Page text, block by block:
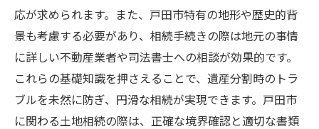
応が求められます。また、戸田市特有の地形や歴史的背
景も考慮する必要があり、相続手続きの際は地元の事情
に詳しい不動産業者や司法書士への相談が効果的です。
これらの基礎知識を押さえることで、遺産分割時のトラ
ブルを未然に防ぎ、円滑な相続が実現できます。戸田市
に関わる土地相続の際は、正確な境界確認と適切な書類